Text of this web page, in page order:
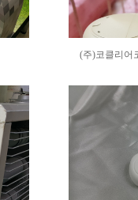
(주)코클리어